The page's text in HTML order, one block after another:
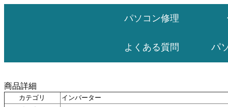
パソコン修理
よくある質問 パ
商品詳細
カテゴリ
インバーター